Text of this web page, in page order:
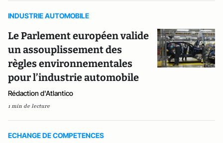
INDUSTRIE AUTOMOBILE
Le Parlement européen valide
un assouplissement des
règles environnementales
pour l’industrie automobile
Rédaction d'Atlantico
1 min de lecture
ECHANGE DE COMPETENCES